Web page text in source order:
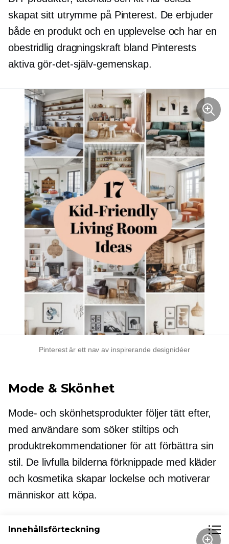
skapat sitt utrymme på Pinterest. De erbjuder
både en produkt och en upplevelse och har en
obestridlig dragningskraft bland Pinterests
aktiva gör-det-själv-gemenskap.
Pinterest är ett nav av inspirerande designidéer
Mode & Skönhet
Mode- och skönhetsprodukter följer tätt efter,
med användare som söker stiltips och
produktrekommendationer för att förbättra sin
stil. De livfulla bilderna förknippade med kläder
och kosmetika skapar lockelse och motiverar
människor att köpa.
Innehållsförteckning